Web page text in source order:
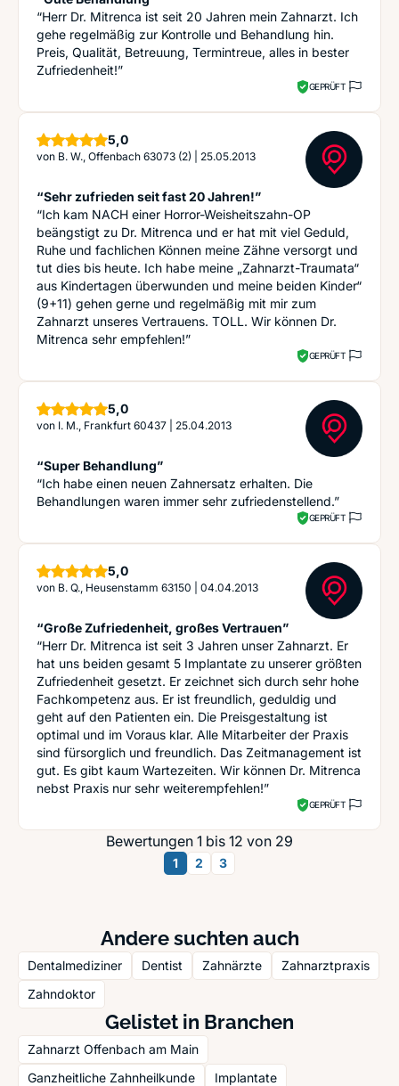
“Herr Dr. Mitrenca ist seit 20 Jahren mein Zahnarzt. Ich
gehe regelmäßig zur Kontrolle und Behandlung hin.
Preis, Qualität, Betreuung, Termintreue, alles in bester
Zufriedenheit!”
GEPRÜFT
5,0Sterne
von B. W., Offenbach 63073 (2) 25.05.2013
“Sehr zufrieden seit fast 20 Jahren!”
“Ich kam NACH einer Horror-Weisheitszahn-OP
beängstigt zu Dr. Mitrenca und er hat mit viel Geduld,
Ruhe und fachlichen Können meine Zähne versorgt und
tut dies bis heute. Ich habe meine „Zahnarzt-Traumata“
aus Kindertagen überwunden und meine beiden Kinder“
(9+11) gehen gerne und regelmäßig mit mir zum
Zahnarzt unseres Vertrauens. TOLL. Wir können Dr.
Mitrenca sehr empfehlen!”
GEPRÜFT
5,0Sterne
von I. M., Frankfurt 60437 25.04.2013
“Super Behandlung”
“Ich habe einen neuen Zahnersatz erhalten. Die
Behandlungen waren immer sehr zufriedenstellend.”
GEPRÜFT
5,0Sterne
von B. Q., Heusenstamm 63150 04.04.2013
“Große Zufriedenheit, großes Vertrauen”
“Herr Dr. Mitrenca ist seit 3 Jahren unser Zahnarzt. Er
hat uns beiden gesamt 5 Implantate zu unserer größten
Zufriedenheit gesetzt. Er zeichnet sich durch sehr hohe
Fachkompetenz aus. Er ist freundlich, geduldig und
geht auf den Patienten ein. Die Preisgestaltung ist
optimal und im Voraus klar. Alle Mitarbeiter der Praxis
sind fürsorglich und freundlich. Das Zeitmanagement ist
gut. Es gibt kaum Wartezeiten. Wir können Dr. Mitrenca
nebst Praxis nur sehr weiterempfehlen!”
GEPRÜFT
Bewertungen 1 bis 12 von 29
1 2 3
Andere suchten auch
Dentalmediziner Dentist Zahnärzte
Zahnarztpraxis
Zahndoktor
Gelistet in Branchen
Zahnarzt Offenbach am Main
Ganzheitliche Zahnheilkunde
Implantate